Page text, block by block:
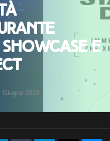
Showcase e
Giugno 2023